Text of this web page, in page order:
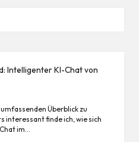
Intelligenter KI-Chat von
Überblick zu
interessant finde ich, wie sich
im…